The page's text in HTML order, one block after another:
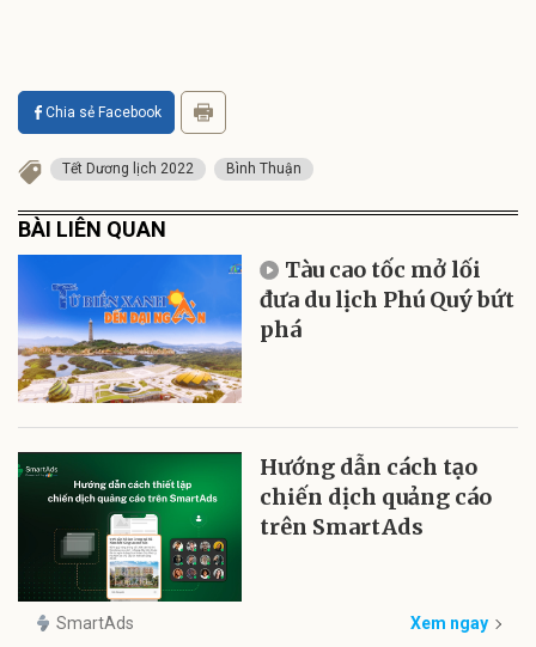
Chia sẻ Facebook
Tết Dương lịch 2022 Bình Thuận
BÀI LIÊN QUAN
Tàu cao tốc mở lối
đưa du lịch Phú Quý bứt
phá
Hướng dẫn cách tạo
chiến dịch quảng cáo
trên SmartAds
SmartAds Xem ngay